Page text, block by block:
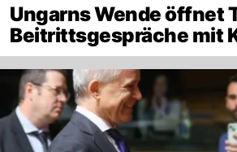
Ungarns Wende öffnet
Beitrittsgespräche mit